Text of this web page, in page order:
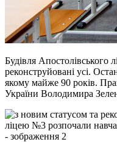
Будівля
реконструйовані усі.
якому майже 90 років.
України Володимира